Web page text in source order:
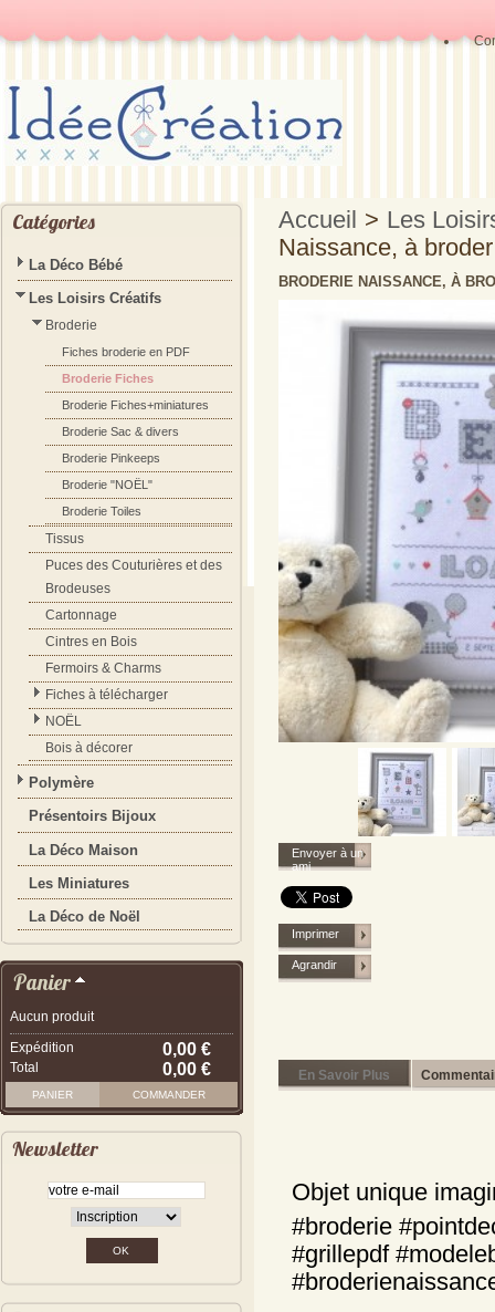
Catégories
La Déco Bébé
Les Loisirs Créatifs
Broderie
Fiches broderie en PDF
Broderie Fiches
Broderie Fiches+miniatures
Broderie Sac & divers
Broderie Pinkeeps
Broderie "NOËL"
Broderie Toiles
Tissus
Puces des Couturières et des
Brodeuses
Cartonnage
Cintres en Bois
Fermoirs & Charms
Fiches à télécharger
NOËL
Bois à décorer
Polymère
Présentoirs Bijoux
La Déco Maison
Les Miniatures
La Déco de Noël
Panier
Aucun produit
Expédition
0,00 €
Total 0,00 €
PANIER COMMANDER
Newsletter
Accueil > Les
Naissance, à
BRODERIE NAISSANCE, À
Envoyer à un
ami
Imprimer
Agrandir
En Savoir Plus
Objet unique
#broderie
#grillepdf